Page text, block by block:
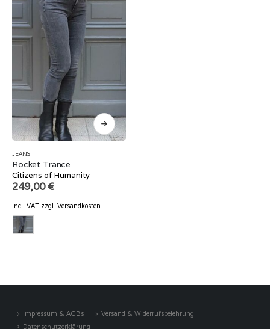
JEANS
Rocket Trance
Citizens of Humanity
249,00€
incl. VAT zzgl. Versandkosten
Impressum & AGBs
Versand & Widerrufsbelehrung
Datenschutzerklärung